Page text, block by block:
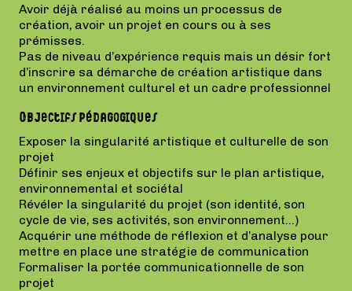
Avoir déjà réalisé au moins un processus de
création, avoir un projet en cours ou à ses
prémisses.
Pas de niveau d’expérience requis mais un désir fort
d’inscrire sa démarche de création artistique dans
un environnement culturel et un cadre professionnel
Objectifs pédagogiques
Exposer la singularité artistique et culturelle de son
projet
Définir ses enjeux et objectifs sur le plan artistique,
environnemental et sociétal
Révéler la singularité du projet (son identité, son
cycle de vie, ses activités, son environnement…)
Acquérir une méthode de réflexion et d’analyse pour
mettre en place une stratégie de communication
Formaliser la portée communicationnelle de son
projet